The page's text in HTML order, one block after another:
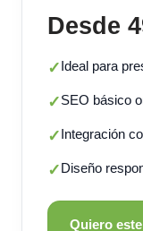
Desde
✓Ideal para
✓SEO básico
✓Integración
✓Diseño
Quiero